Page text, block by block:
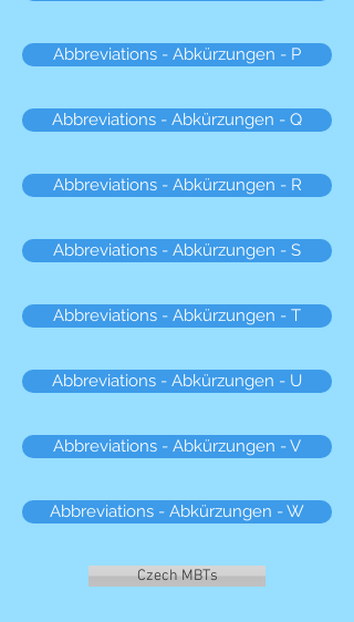
Abbreviations - Abkürzungen - P
Abbreviations - Abkürzungen - Q
Abbreviations - Abkürzungen - R
Abbreviations - Abkürzungen - S
Abbreviations - Abkürzungen - T
Abbreviations - Abkürzungen - U
Abbreviations - Abkürzungen - V
Abbreviations - Abkürzungen - W
Czech MBTs